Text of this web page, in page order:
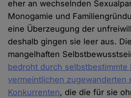
eher an wechselnden
Monogamie und
eine Überzeugung der
deshalb gingen sie leer aus.
mangelhaften
bedroht durch selbstbestimmte
vermeintlichen zugewanderten
Konkurrenten, die die für sie